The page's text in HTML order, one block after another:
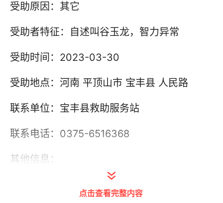
受助原因：其它
受助者特征：自述叫谷玉龙，智力异常
受助时间：2023-03-30
受助地点：河南 平顶山市 宝丰县 人民路
联系单位：宝丰县救助服务站
联系电话：0375-6516368
其他信息：
点击查看完整内容